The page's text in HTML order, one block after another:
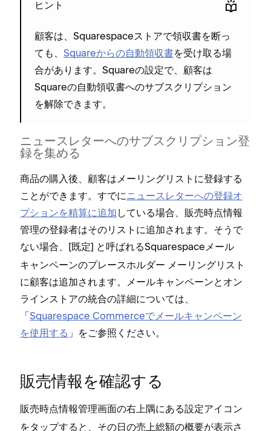
ヒント
顧客は⁠、Squarespaceストアで領収書を断⁠っ
ても⁠、 Squareからの自動領収書を受け取る場
合があります⁠。Squareの設定で⁠、顧客は
Squareの自動領収書へのサブスクリプシ⁠ョン
を解除できます⁠。
ニ⁠ュ⁠ースレタ⁠ーへのサブスクリプシ⁠ョン登
録を集める
商品の購入後⁠、顧客はメ⁠ーリングリストに登録する
ことができます⁠。すでにニ⁠ュ⁠ースレタ⁠ーへの登録オ
プシ⁠ョンを精算に追加 している場合⁠、販売時点情報
管理の登録者はそのリストに追加されます⁠。そうで
ない場合⁠、[⁠既定⁠] と呼ばれるSquarespaceメ⁠ール
キ⁠ャンペ⁠ーンのプレ⁠ースホルダ⁠ー メ⁠ーリングリスト
に顧客は追加されます⁠。メ⁠ールキ⁠ャンペ⁠ーンとオン
ラインストアの統合の詳細については⁠、
「⁠Squarespace Commerceでメ⁠ールキ⁠ャンペ⁠ーン
を使用する ⁠」をご参照ください⁠。
販売情報を確認する
販売時点情報管理画面の右上隅にある設定アイコン
をタ⁠ップすると⁠、その日の売上総額の概要が表示さ